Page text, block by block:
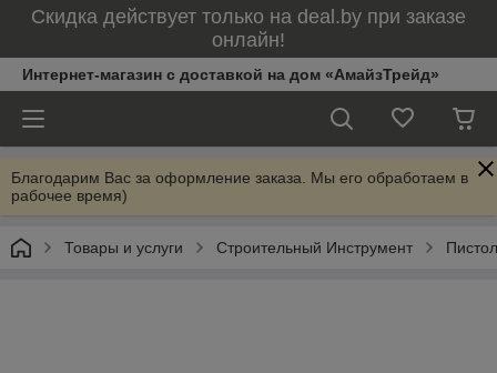
Скидка действует только на deal.by при заказе
онлайн!
Интернет-магазин с доставкой на дом «АмайзТрейд»
Благодарим Вас за оформление заказа. Мы его обработаем в
рабочее время)
Товары и услуги Строительный Инструмент